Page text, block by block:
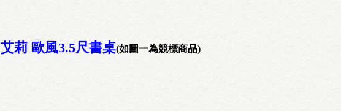
艾莉 歐風3.5尺書桌(如圖一為競標商品)